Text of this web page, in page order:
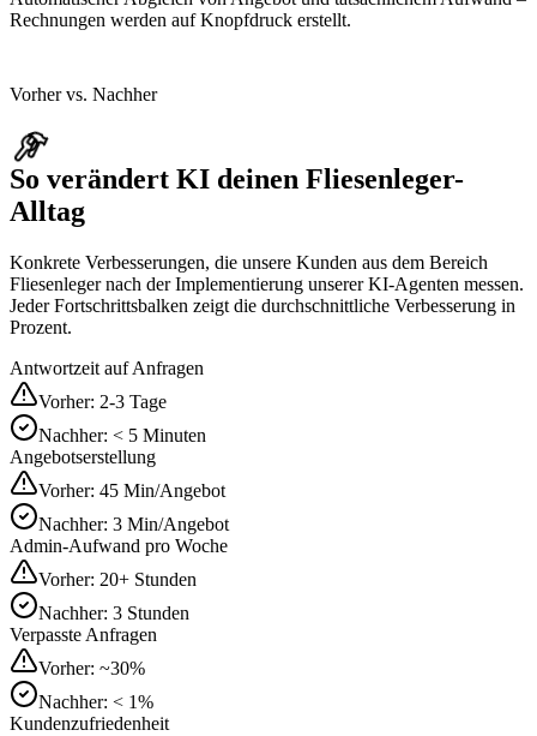
Rechnungen werden auf Knopfdruck erstellt.
Vorher vs. Nachher
So verändert KI deinen Fliesenleger-
Alltag
Konkrete Verbesserungen, die unsere Kunden aus dem Bereich
Fliesenlegernach der Implementierung unserer KI-Agenten messen.
Jeder Fortschrittsbalken zeigt die durchschnittliche Verbesserung in
Prozent.
Antwortzeit auf Anfragen
Vorher: 2-3 Tage
Nachher: < 5 Minuten
Angebotserstellung
Vorher: 45 Min/Angebot
Nachher: 3 Min/Angebot
Admin-Aufwand pro Woche
Vorher: 20+ Stunden
Nachher: 3 Stunden
Verpasste Anfragen
Vorher: ~30%
Nachher: < 1%
Kundenzufriedenheit